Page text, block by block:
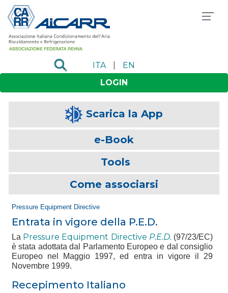
ITA
EN
LOGIN
Scarica la App
e-Book
Tools
Come associarsi
Pressure Equipment Directive
Entrata in vigore della P.E.D.
La Pressure Equipment Directive P.E.D. (97/23/EC)
è stata adottata dal Parlamento Europeo e dal consiglio
Europeo nel Maggio 1997, ed entra in vigore il 29
Novembre 1999.
Recepimento Italiano